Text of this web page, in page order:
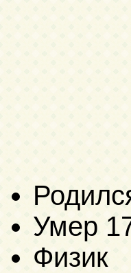
Умер
Физик